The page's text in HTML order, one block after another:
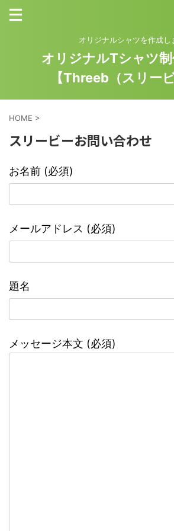
オリジナルシャツを作成し
オリジナルTシャツ制
【Threeb（スリービ
HOME >
スリービーお問い合わせ
お名前 (必須)
メールアドレス (必須)
題名
メッセージ本文 (必須)